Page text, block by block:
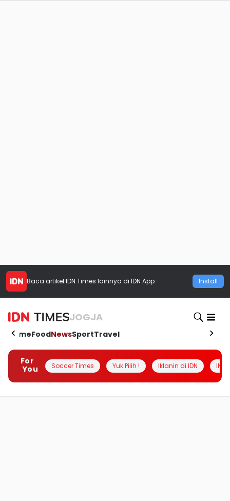
Baca artikel IDN Times lainnya di IDN App Install
JOGJA
HomeFoodNewsSportTravel
For
You
Soccer Times Yuk Pilih ! Iklanin di IDN